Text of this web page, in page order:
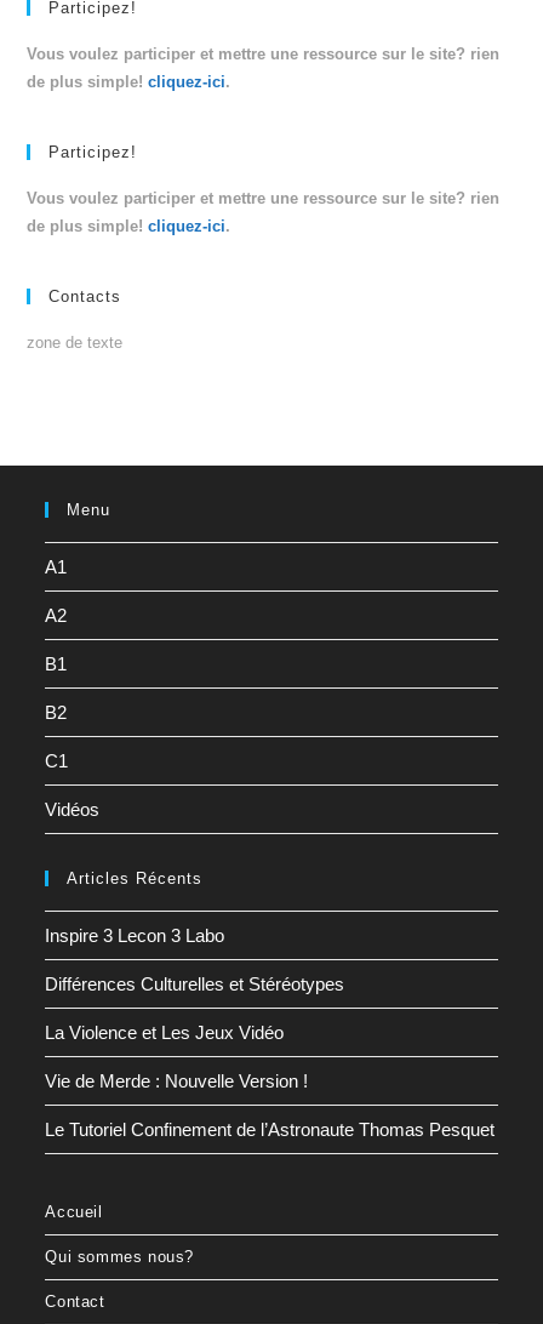
Participez!
Vous voulez participer et mettre une ressource sur le site? rien
de plus simple!cliquez-ici.
Participez!
Vous voulez participer et mettre une ressource sur le site? rien
de plus simple!cliquez-ici.
Contacts
zone de texte
Menu
A1
A2
B1
B2
C1
Vidéos
Articles Récents
Inspire 3 Lecon 3 Labo
Différences Culturelles et Stéréotypes
La Violence et Les Jeux Vidéo
Vie de Merde : Nouvelle Version !
Le Tutoriel Confinement de l’Astronaute Thomas Pesquet
Accueil
Qui sommes nous?
Contact